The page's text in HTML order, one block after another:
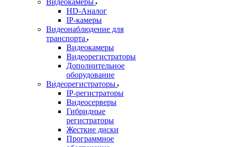
Видеокамеры
HD-Аналог
IP-камеры
Видеонаблюдение для
транспорта
Видеокамеры
Видеорегистраторы
Дополнительное
оборудование
Видеорегистраторы
IP-регистраторы
Видеосерверы
Гибридные
регистраторы
Жесткие диски
Программное